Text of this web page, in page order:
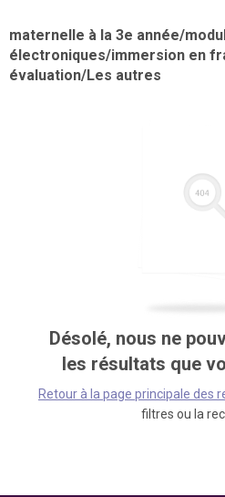
maternelle à la 3e année/
électroniques/immersion en
évaluation/Les autres
Désolé, nous ne
les résultats que
Retour à la page principale des
filtres ou la